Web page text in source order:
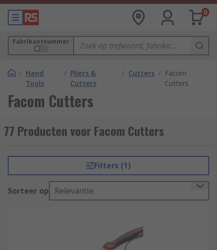
0
Fabrikantnummer
/ Hand
Tools
/ Pliers &
Cutters
/ Cutters / Facom
Cutters
Facom Cutters
77 Producten voor Facom Cutters
Filters (1)
Sorteer op Relevantie